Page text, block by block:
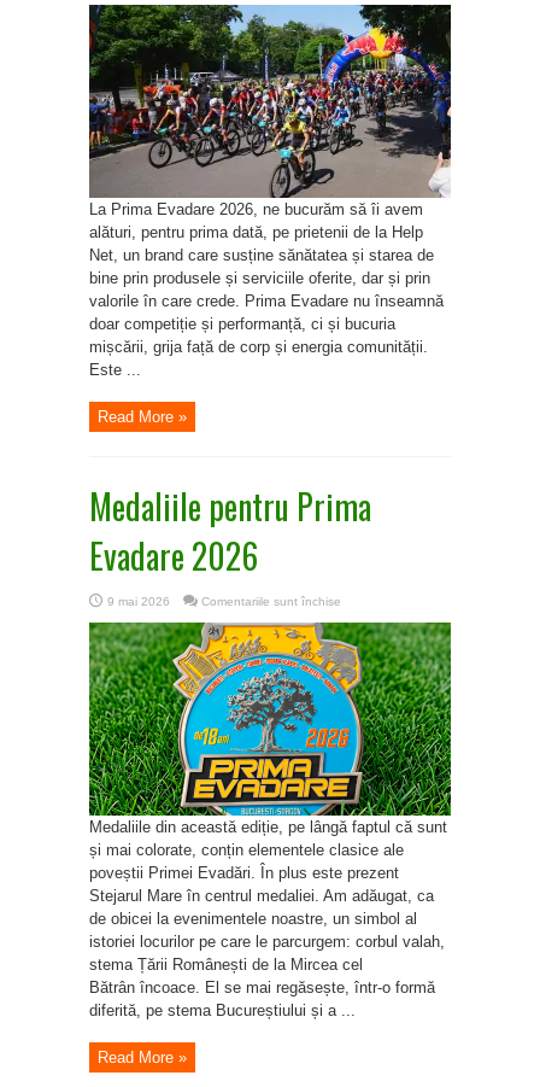
Net,
alături
de
Prima
Evadare
2026:
pentru
că
e
la
îndemână
La Prima Evadare 2026, ne bucurăm să îi avem
alături, pentru prima dată, pe prietenii de la Help
Net, un brand care susține sănătatea și starea de
bine prin produsele și serviciile oferite, dar și prin
valorile în care crede. Prima Evadare nu înseamnă
doar competiție și performanță, ci și bucuria
mișcării, grija față de corp și energia comunității.
Este ...
Read More »
Medaliile pentru Prima
Evadare 2026
9 mai 2026 Comentariile sunt închise
pentru
Prima
Evadare
2026
Medaliile din această ediție, pe lângă faptul că sunt
și mai colorate, conțin elementele clasice ale
poveștii Primei Evadări. În plus este prezent
Stejarul Mare în centrul medaliei. Am adăugat, ca
de obicei la evenimentele noastre, un simbol al
istoriei locurilor pe care le parcurgem: corbul valah,
stema Țării Românești de la Mircea cel
Bătrân încoace. El se mai regăsește, într-o formă
diferită, pe stema Bucureștiului și a ...
Read More »